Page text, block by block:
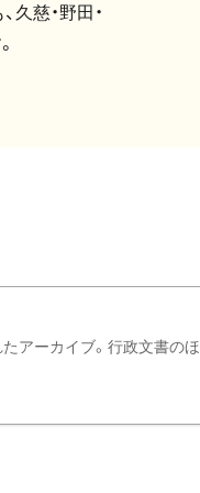
慈・野田・
アーカイブ。行政文書のほ